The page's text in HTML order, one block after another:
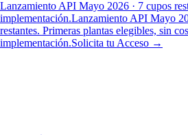
Lanzamiento API Mayo 2026 · 7 cupos
implementación.Lanzamiento API Mayo
restantes. Primeras plantas elegibles, sin
implementación.Solicita tu Acceso →